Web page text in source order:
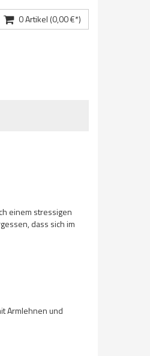
0Artikel (0,00 €*)
einem stressigen
dass sich im
Armlehnen und